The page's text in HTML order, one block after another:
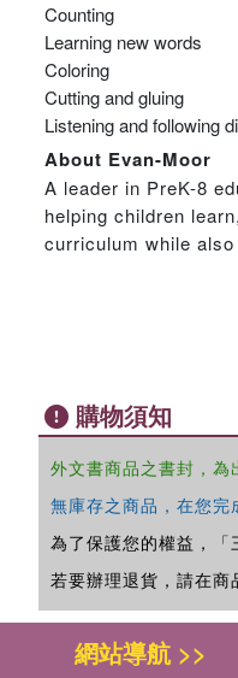
Counting
Learning new words
Coloring
Cutting and gluing
Listening and following
About Evan-Moor
A leader in PreK-8
helping children
curriculum while
購物須知
外文書商品之書封，為
無庫存之商品，在您完
為了保護您的權益，「
若要辦理退貨，請在商
網站導航 >>